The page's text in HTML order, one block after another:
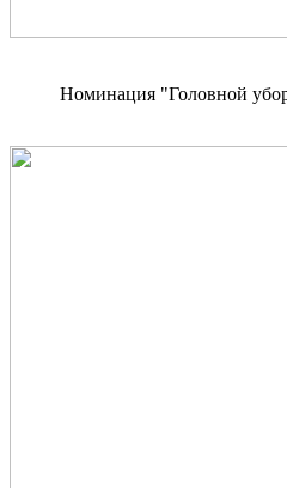
Номинация "Головной